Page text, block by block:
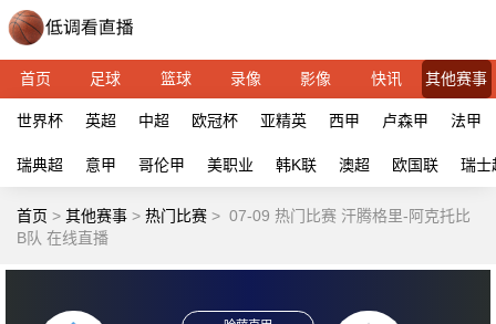
首页 足球 篮球 录像 影像 快讯 其他赛事
世界杯 英超 中超 欧冠杯 亚精英 西甲 卢森甲 法甲
瑞典超 意甲 哥伦甲 美职业 韩K联 澳超 欧国联 瑞士
首页 > 其他赛事 > 热门比赛 > 07-09 热门比赛 汗腾格里-阿克托比
B队 在线直播